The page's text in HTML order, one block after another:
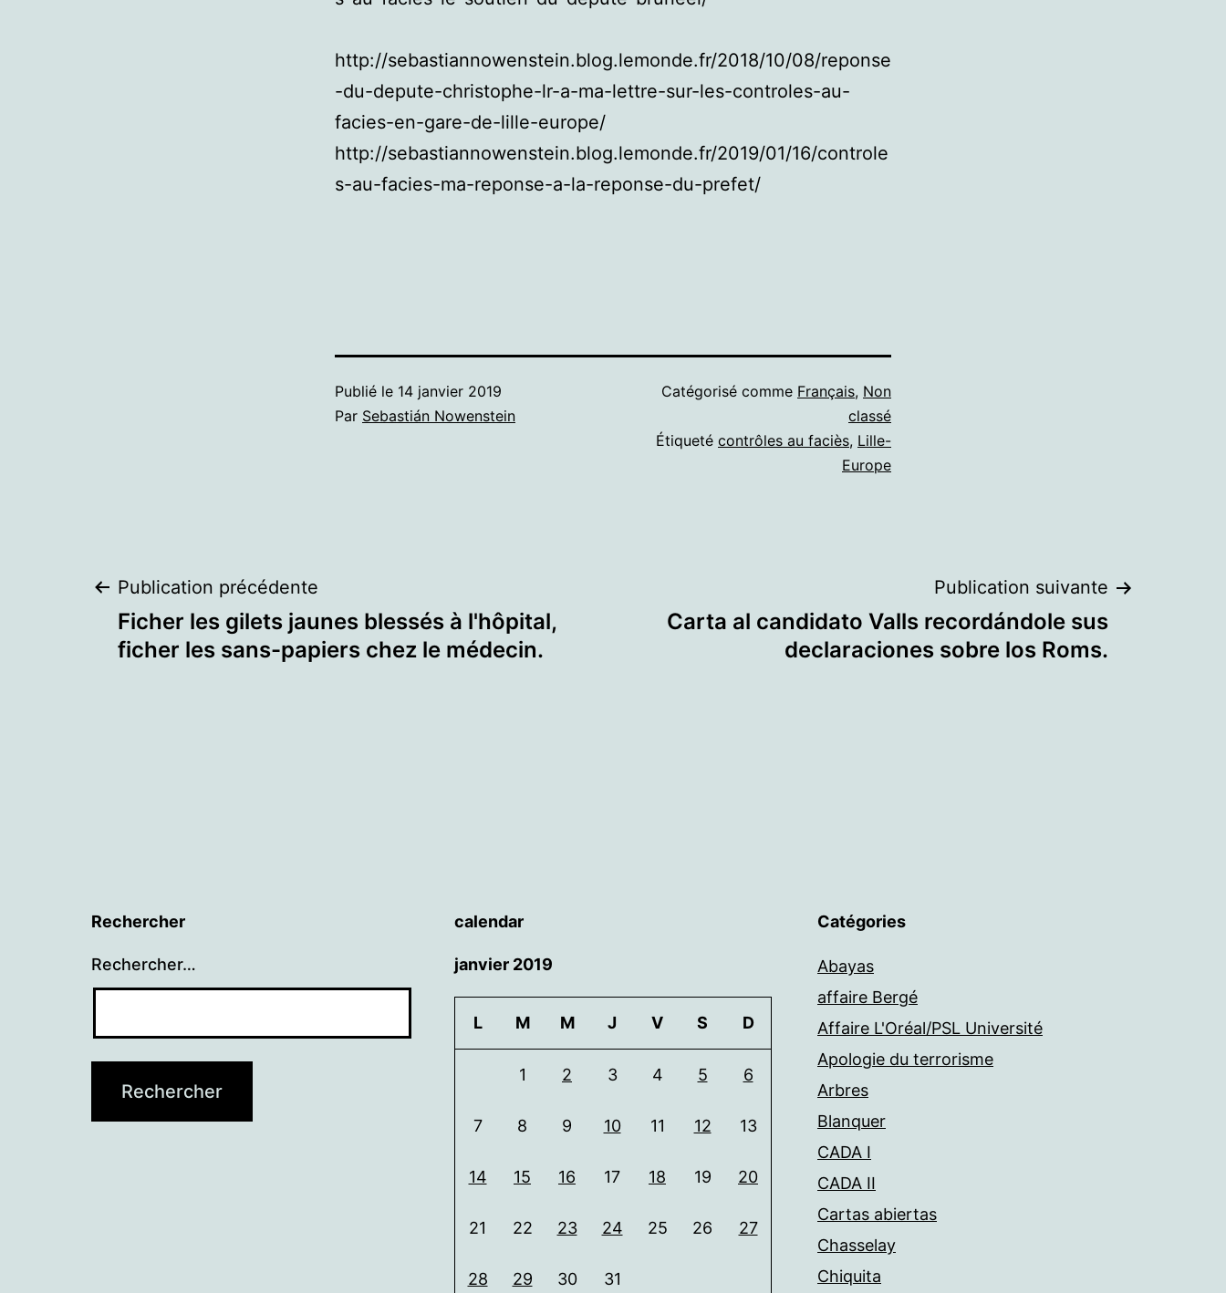
http://sebastiannowenstein.blog.lemonde.fr/2018/10/08/reponse
-du-depute-christophe-lr-a-ma-lettre-sur-les-controles-au-
facies-en-gare-de-lille-europe/
http://sebastiannowenstein.blog.lemonde.fr/2019/01/16/controle
s-au-facies-ma-reponse-a-la-reponse-du-prefet/
Publié le 14 janvier 2019
Par Sebastián Nowenstein
Catégorisé comme Français, Non
classé
Étiqueté contrôles au faciès, Lille-
Europe
Navigation
de
Publication précédente
Ficher les gilets jaunes blessés à l'hôpital,
ficher les sans-papiers chez le médecin.
Publication suivante
Carta al candidato Valls recordándole sus
declaraciones sobre los Roms.
Rechercher
Rechercher…
calendar
janvier 2019
L M M J V S D
1 2 3 4 5 6
7 8 9 10 11 12 13
14 15 16 17 18 19 20
21 22 23 24 25 26 27
28 29 30 31
Catégories
Abayas
affaire Bergé
Affaire L'Oréal/PSL Université
Apologie du terrorisme
Arbres
Blanquer
CADA I
CADA II
Cartas abiertas
Chasselay
Chiquita